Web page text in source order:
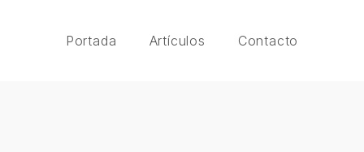
Portada Artículos Contacto